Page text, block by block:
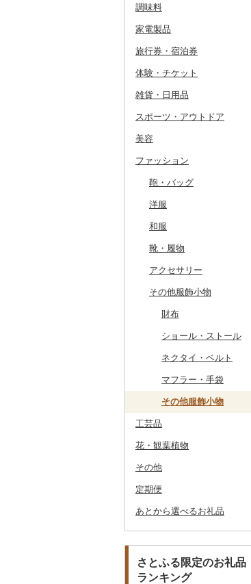
米沢牛
山形牛
常陸牛
上州牛
飛騨牛
近江牛
但馬牛
土佐あかうし
佐賀牛
長崎和牛
あか牛
宮崎牛
その他牛肉（精肉）
地鶏
赤鶏さつま
その他鶏肉
その他魚卵
牡蠣（カキ）
あさり
しじみ
サザエ
はまぐり
その他貝
鮭・サーモン
マグロ
イワシ
カツオ
金目鯛
クエ
サバ
さんま
鯛
のどぐろ
ふぐ
ブリ
ほっけ
その他鮮魚
イカ・タコ
イカ
タコ
海苔・海藻
海苔
わかめ
ひじき
その他海苔・海藻
干物
ししゃも
その他干物
その他魚介・加工品
しらす・ちりめん
かまぼこ・練り製品
はえぬき
さがびより
あきたこまち
ひとめぼれ
ミルキークィーン
ななつぼし
和梨
洋梨・ラフランス
マンゴー
みかん・柑橘
みかん
レモン
不知火・デコポン
せとか
まどんな
ポンカン
その他柑橘
すいか
キウイ
柿（カキ）
ドライフルーツ
干し芋
その他ドライフルーツ
その他果物
びわ
ブルーベリー
パイナップル
栗
その他果物
人参
大根
自然薯
レンコン
にんにく・生姜
その他根菜
アスパラガス
豆
きのこ
しいたけ
松茸
その他きのこ
その他野菜
山菜
かぼちゃ
レタス
その他野菜
その他乳製品
大吟醸
吟醸
その他日本酒
麦焼酎
米焼酎
黒糖焼酎
その他焼酎
泡盛
ワイン
白ワイン
赤ワイン
シャンパン・スパーク
ウイスキー
リキュール・洋酒
甘酒
ノンアルコール
その他酒
コーヒー豆
粉
ドリップ
飲料
茶葉・ティーバッグ
静岡茶
足柄茶
知覧茶
八女茶
果汁飲料
りんごジュース
みかんジュース（オレ
紅茶
飲料
茶葉・ティーバッグ
その他飲料・ジュース
野菜ジュース
炭酸飲料
豆乳
焼き菓子
プリン
ゼリー
チョコレート
カステラ
アイス・ジェラート
その他洋菓子
煎餅・おかき
羊羹
饅頭
大福
その他和菓子
うどん
そば
パスタ
ひやむぎ
そうめん
その他麺
惣菜
餃子
シュウマイ
コロッケ
その他惣菜
カレー・シチュー
カレー
シチュー
鍋
肉
魚
その他鍋
ピザ
レトルト
スープ
豆腐・納豆
豆腐
納豆
漬物
梅干
キムチ
その他漬物
缶詰・瓶詰
肉
魚
果物
ジャム
その他缶詰・瓶詰
乾物
燻製（スモーク）
おせち
その他加工品
調味料
砂糖
塩
醤油
味噌
酢
だし
食用油
えごま油
オリーブオイル
ごま油
その他食用油
はちみつ
ドレッシング
その他調味料
みりん
ケチャップ
こしょう
その他調味料
家電製品
季節・空調家電
キッチン家電
照明器具
パソコン・周辺機器
TV・オーディオ・カメラ
美容・健康家電
カー用品
時計
その他家電
旅行券・宿泊券
旅行券
JTBふるさと旅行クー
その他旅行券
宿泊券
体験・チケット
PayPay商品券
食事券
温泉・サウナ・スパ利用
券
ゴルフプレー券
GDOふるさとゴルフ
券
花火大会チケット
カタログギフト
その他体験・チケット
雑貨・日用品
家具・インテリア
机・テーブル
椅子・チェア・ソファ
その他家具・インテリ
寝具
布団
枕
毛布
タオルケット
その他寝具
タオル
泉州タオル
その他タオル
文房具・印鑑
ボールペン
ノート・ファイル
印鑑
その他文房具
食器
グラス・カップ
タンブラー
箸
スプーン・フォーク・
キッチン用品
包丁
フライパン
鍋
まな板
土鍋
その他キッチン用品
日用品
洗剤
トイレットペーパー
ティッシュ
その他日用品
楽器・器材
本・CD・DVD
おもちゃ・ぬいぐるみ
ご当地キャラクター
ベビー用品
ペット用品
防災グッズ
その他雑貨
スポーツ・アウトドア
ゴルフ
ゴルフボール
ゴルフクラブ
ゴルフウェア
その他ゴルフ
釣り
サイクリング
アウトドア・キャンプ
その他スポーツ
ウェア・ユニフォーム
その他スポーツ
美容
スキンケア
化粧水・乳液・美容液
洗顔
その他スキンケア
シャンプー・リンス
石鹸・ボディーソープ
入浴剤
アロマ
プロテイン
その他美容
ファッション
鞄・バッグ
トートバッグ・ショル
ツケース
その他鞄・バッグ
洋服
女性・レディース
男性・メンズ
子供・ベビー
その他洋服
和服
靴・履物
靴・シューズ
スリッパ・下駄・草履
その他靴・履物
アクセサリー
ペンダント・ネックレ
その他服飾小物
財布
ショール・ストール
ネクタイ・ベルト
マフラー・手袋
その他服飾小物
工芸品
織物
本場奄美大島紬
陶器・漆器
唐津焼
備前焼
美濃焼
村上木彫堆朱
その他装飾品・工芸品
数珠
工芸品
播州そろばん
美濃和紙
花・観葉植物
観葉植物・苗木
花
胡蝶蘭
造花・プリザーブドフ
ラワー
その他花
盆栽・その他
その他
地域サービス
その他
定期便
あとから選べるお礼品
さとふる限定のお礼品
ランキング